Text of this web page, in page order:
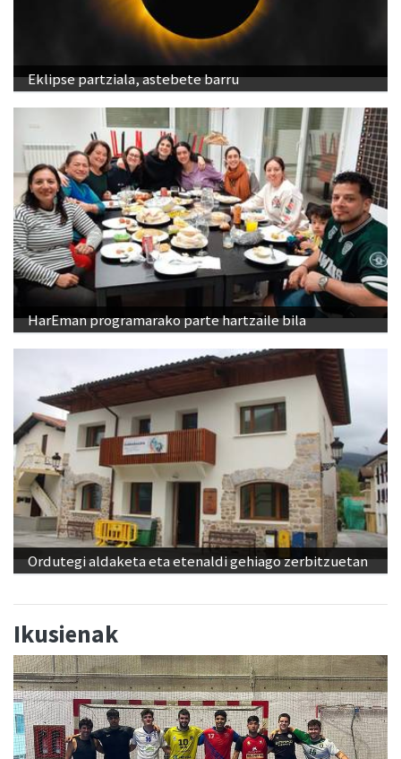
Eklipse partziala, astebete barru
HarEman programarako parte hartzaile bila
Ordutegi aldaketa eta etenaldi gehiago zerbitzuetan
Ikusienak